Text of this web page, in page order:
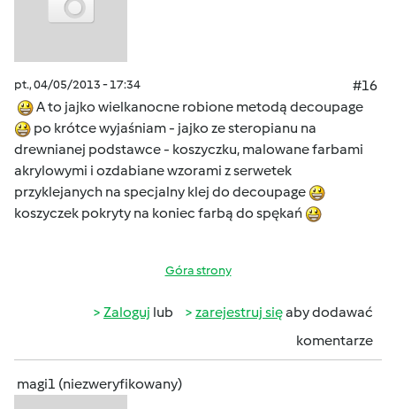
pt., 04/05/2013 - 17:34
#16
A to jajko wielkanocne robione metodą decoupage
po krótce wyjaśniam - jajko ze steropianu na
drewnianej podstawce - koszyczku, malowane farbami
akrylowymi i ozdabiane wzorami z serwetek
przyklejanych na specjalny klej do decoupage
koszyczek pokryty na koniec farbą do spękań
Góra strony
Zaloguj lub zarejestruj sięaby dodawać
komentarze
magi1 (niezweryfikowany)